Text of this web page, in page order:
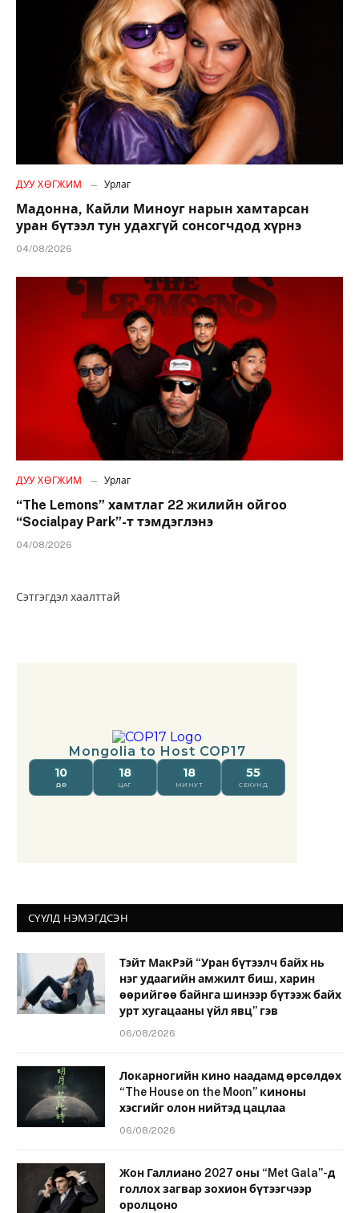
ДУУ ХӨГЖИМ Урлаг
Мадонна, Кайли Миноуг нарын хамтарсан
уран бүтээл тун удахгүй сонсогчдод хүрнэ
04/08/2026
ДУУ ХӨГЖИМ Урлаг
“The Lemons” хамтлаг 22 жилийн ойгоо
“Socialpay Park”-т тэмдэглэнэ
04/08/2026
Сэтгэгдэл хаалттай
СҮҮЛД НЭМЭГДСЭН
Тэйт МакРэй “Уран бүтээлч байх нь
нэг удаагийн амжилт биш, харин
өөрийгөө байнга шинээр бүтээж байх
урт хугацааны үйл явц” гэв
06/08/2026
Локарногийн кино наадамд өрсөлдөх
“The House on the Moon” киноны
хэсгийг олон нийтэд цацлаа
06/08/2026
Жон Галлиано 2027 оны “Met Gala”-д
голлох загвар зохион бүтээгчээр
оролцоно